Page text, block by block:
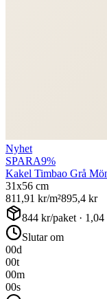
Nyhet
SPARA9%
Kakel Timbao Grå
31x56 cm
811,91 kr/m²895,4 kr
844 kr/paket · 1,04
Slutar om
00d
00t
00m
00s